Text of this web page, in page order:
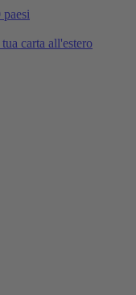
carta all'estero